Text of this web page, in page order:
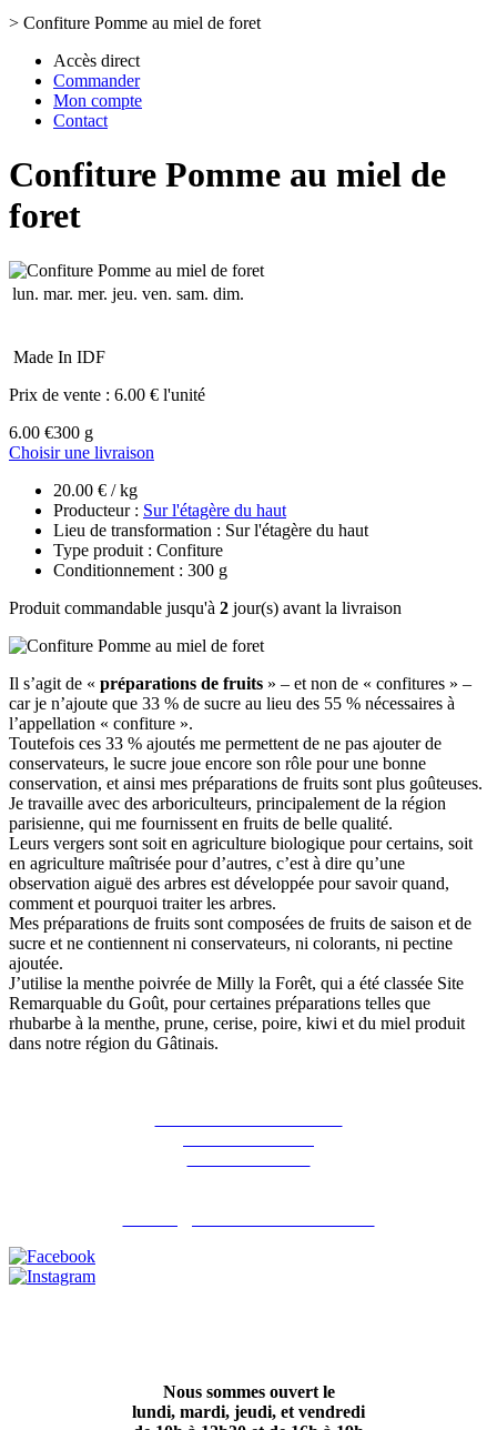
> Confiture Pomme au miel de foret
Accès direct
Commander
Mon compte
Contact
Confiture Pomme au miel de
foret
lun. mar. mer. jeu. ven. sam. dim.
Made In IDF
Prix de vente : 6.00 € l'unité
6.00 €300 g
Choisir une livraison
20.00 € / kg
Producteur : Sur l'étagère du haut
Lieu de transformation : Sur l'étagère du haut
Type produit : Confiture
Conditionnement : 300 g
Produit commandable jusqu'à 2 jour(s) avant la livraison
Il s’agit de « préparations de fruits » – et non de « confitures » –
car je n’ajoute que 33 % de sucre au lieu des 55 % nécessaires à
l’appellation « confiture ».
Toutefois ces 33 % ajoutés me permettent de ne pas ajouter de
conservateurs, le sucre joue encore son rôle pour une bonne
conservation, et ainsi mes préparations de fruits sont plus goûteuses.
Je travaille avec des arboriculteurs, principalement de la région
parisienne, qui me fournissent en fruits de belle qualité.
Leurs vergers sont soit en agriculture biologique pour certains, soit
en agriculture maîtrisée pour d’autres, c’est à dire qu’une
observation aiguë des arbres est développée pour savoir quand,
comment et pourquoi traiter les arbres.
Mes préparations de fruits sont composées de fruits de saison et de
sucre et ne contiennent ni conservateurs, ni colorants, ni pectine
ajoutée.
J’utilise la menthe poivrée de Milly la Forêt, qui a été classée Site
Remarquable du Goût, pour certaines préparations telles que
rhubarbe à la menthe, prune, cerise, poire, kiwi et du miel produit
dans notre région du Gâtinais.
Nous sommes ouvert le
lundi, mardi, jeudi, et vendredi